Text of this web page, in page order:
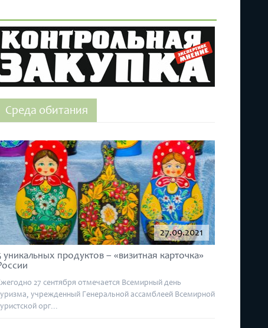
Среда обитания
уникальных продуктов – «визитная карточка»
27.09.2021
27 сентября отмечается Всемирный день
учрежденный Генеральной ассамблеей Всемирной
орг...